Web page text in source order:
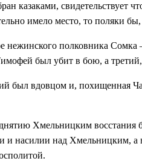
казаками, свидетельствует
имело место, то поляки
полковника Сомка
был убит в бою, а
был вдовцом и, похищенная
Хмельницким восстания
и насилии над Хмельницким, а